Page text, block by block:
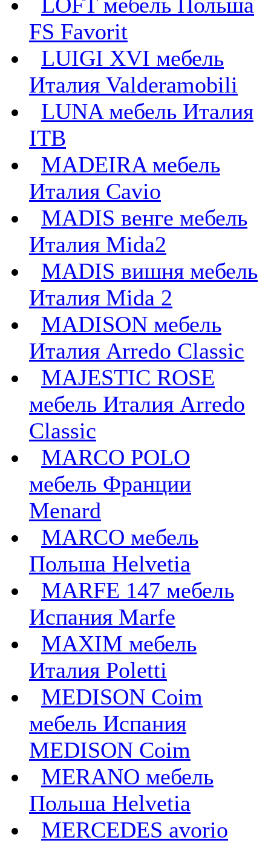
FS Favorit
LUIGI XVI мебель
Италия Valderamobili
LUNA мебель Италия
ITB
MADEIRA мебель
Италия Cavio
MADIS венге мебель
Италия Mida2
MADIS вишня мебель
Италия Mida 2
MADISON мебель
Италия Arredo Classic
MAJESTIC ROSE
мебель Италия Arredo
Classic
MARCO POLO
мебель Франции
Menard
MARCO мебель
Польша Helvetia
MARFE 147 мебель
Испания Marfe
MAXIM мебель
Италия Poletti
MEDISON Coim
мебель Испания
MEDISON Coim
MERANO мебель
Польша Helvetia
MERCEDES avorio